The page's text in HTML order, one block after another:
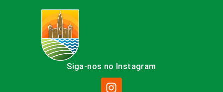
Siga-nos no Instagram